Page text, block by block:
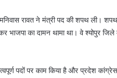
रावत ने मंत्री पद की शपथ ली।
का दामन थामा था। वे श्योपुर
पदों पर काम किया है और प्रदेश